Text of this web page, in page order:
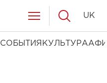
СОБЫТИЯ КУЛЬТУРА
UK